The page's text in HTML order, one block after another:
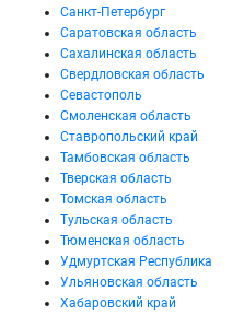
Санкт-Петербург
Саратовская область
Сахалинская область
Свердловская область
Севастополь
Смоленская область
Ставропольский край
Тамбовская область
Тверская область
Томская область
Тульская область
Тюменская область
Удмуртская Республика
Ульяновская область
Хабаровский край